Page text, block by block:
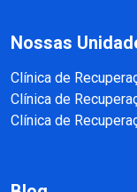
Nossas
Clínica de
Clínica de
Clínica de